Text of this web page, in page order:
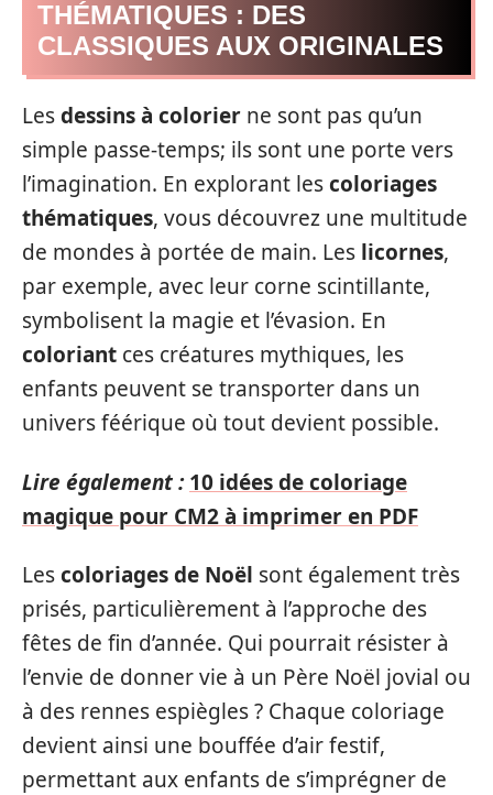
THÉMATIQUES : DES
CLASSIQUES AUX ORIGINALES
Lesdessins à colorier ne sont pas qu’un
simple passe-temps; ils sont une porte vers
l’imagination. En explorant lescoloriages
thématiques, vous découvrez une multitude
de mondes à portée de main. Les licornes,
par exemple, avec leur corne scintillante,
symbolisent la magie et l’évasion. En
coloriant ces créatures mythiques, les
enfants peuvent se transporter dans un
univers féérique où tout devient possible.
Lire également : 10 idées de coloriage
magique pour CM2 à imprimer en PDF
Lescoloriages de Noël sont également très
prisés, particulièrement à l’approche des
fêtes de fin d’année. Qui pourrait résister à
l’envie de donner vie à un Père Noël jovial ou
à des rennes espiègles ? Chaque coloriage
devient ainsi une bouffée d’air festif,
permettant aux enfants de s’imprégner de